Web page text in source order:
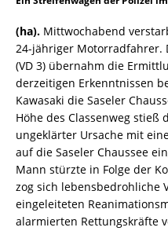
(ha). Mittwochabend
24-jähriger Motorradfahrer.
(VD 3) übernahm die
derzeitigen Erkenntnissen
Kawasaki die Saseler
Höhe des Classenweg
ungeklärter Ursache mit
auf die Saseler Chaussee
Mann stürzte in Folge der
zog sich lebensbedrohliche
eingeleiteten
alarmierten Rettungskräfte